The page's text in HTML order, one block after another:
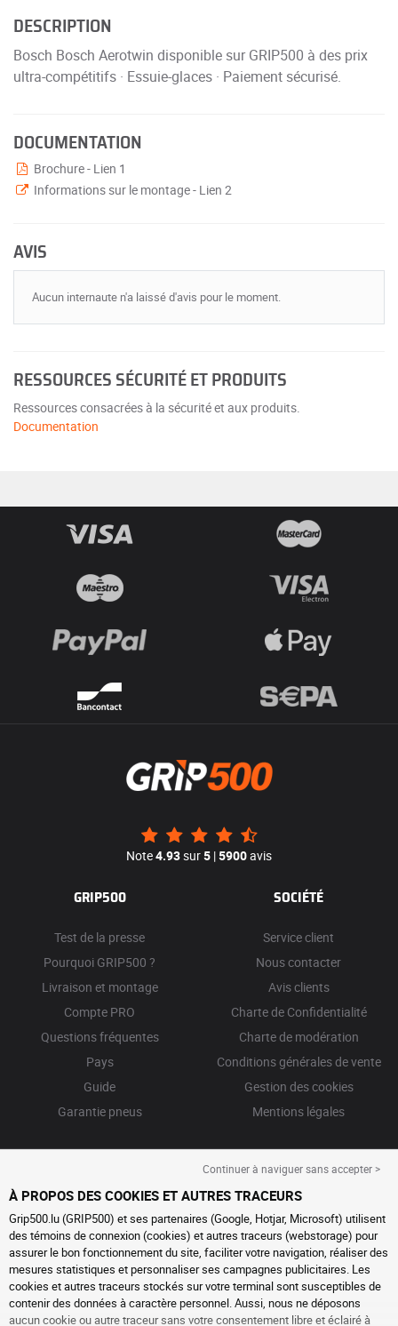
DESCRIPTION
Bosch Bosch Aerotwin disponible sur GRIP500 à des prix
ultra-compétitifs · Essuie-glaces · Paiement sécurisé.
DOCUMENTATION
Brochure - Lien 1
Informations sur le montage - Lien 2
AVIS
Aucun internaute n'a laissé d'avis pour le moment.
RESSOURCES SÉCURITÉ ET PRODUITS
Ressources consacrées à la sécurité et aux produits.
Documentation
Note4.93sur5 |5900avis
GRIP500
Test de la presse
Pourquoi GRIP500 ?
Livraison et montage
Compte PRO
Questions fréquentes
Pays
Guide
Garantie pneus
SOCIÉTÉ
Service client
Nous contacter
Avis clients
Charte de Confidentialité
Charte de modération
Conditions générales de vente
Gestion des cookies
Mentions légales
Continuer à naviguer sans accepter >
À PROPOS DES COOKIES ET AUTRES TRACEURS
Grip500.lu (GRIP500) et ses partenaires (Google, Hotjar, Microsoft) utilisent
des témoins de connexion (cookies) et autres traceurs (webstorage) pour
assurer le bon fonctionnement du site, faciliter votre navigation, réaliser des
mesures statistiques et personnaliser ses campagnes publicitaires. Les
cookies et autres traceurs stockés sur votre terminal sont susceptibles de
contenir des données à caractère personnel. Aussi, nous ne déposons
aucun cookie ou autre traceur sans votre consentement libre et éclairé à